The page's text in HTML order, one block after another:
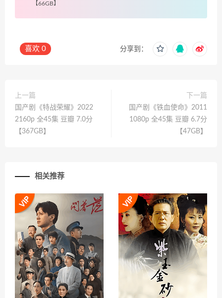
【66GB】
喜欢 0 分享到：
上一篇
国产剧《特战荣耀》2022
2160p 全45集 豆瓣 7.0分
【367GB】
下一篇
国产剧《铁血使命》2011
1080p 全45集 豆瓣 6.7分
【47GB】
相关推荐